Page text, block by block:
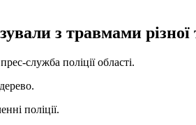
з травмами різної
служба поліції області.
поліції.